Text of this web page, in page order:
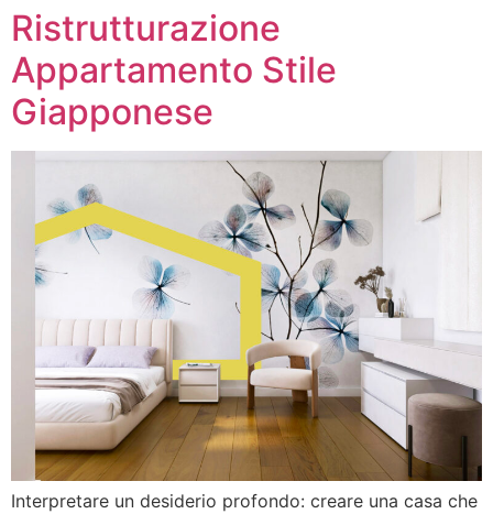
Ristrutturazione
Appartamento Stile
Giapponese
Interpretare un desiderio profondo: creare una casa che